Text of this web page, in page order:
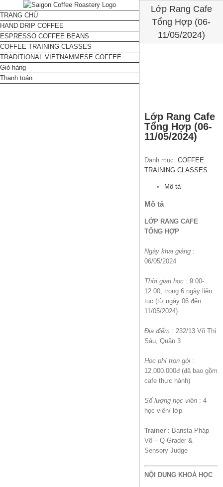
TRANG CHỦ
HAND DRIP COFFEE
ESPRESSO COFFEE BEANS
COFFEE TRAINING CLASSES
TRADITIONAL VIETNAMMESE COFFEE
Giỏ hàng
Thanh toán
Lớp Rang Cafe
Tổng Hợp (06-
11/05/2024)
Lớp Rang Cafe
Tổng Hợp (06-
11/05/2024)
Danh mục: COFFEE
TRAINING CLASSES
Mô tả
Mô tả
LỚP RANG CAFE
TỔNG HỢP
Ngày khai giảng :
06/05/2024
Thời gian học : 9:00-
12:00, trong 6 ngày liên
tục (từ ngày 06 đến
11/05/2024)
Địa điểm : 232/13 Võ Thị
Sáu, Quận 3
Học phí trọn gói :
12.000.000đ (đã bao gồm
cafe thực hành)
Số lượng học viên : 4
học viên/ lớp
Trainer : Barista Pháp
Võ – Q-Grader &
Sensory Judge
NỘI DUNG KHOÁ HỌC